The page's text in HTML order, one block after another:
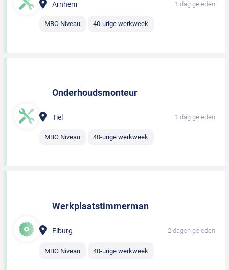
Arnhem 1 dag geleden
MBO Niveau 40-urige werkweek
Onderhoudsmonteur
Tiel 1 dag geleden
MBO Niveau 40-urige werkweek
Werkplaatstimmerman
Elburg 2 dagen geleden
MBO Niveau 40-urige werkweek